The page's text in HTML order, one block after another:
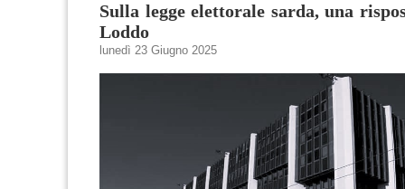
Sulla legge elettorale sarda, una
Loddo
lunedì 23 Giugno 2025